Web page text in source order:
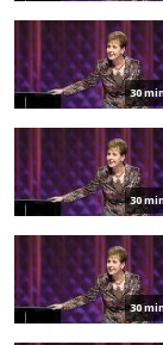
30
30
30